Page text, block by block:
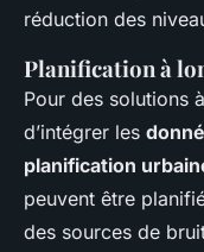
réduction des
Planification à
Pour des solutions
d’intégrer les
planification
peuvent être
des sources de